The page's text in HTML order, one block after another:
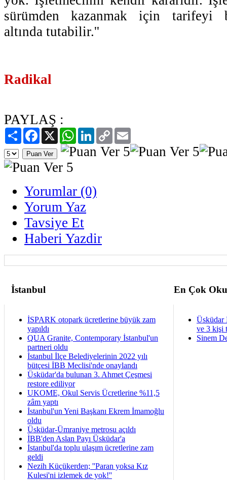
sürümden kazanmak için tarifeyi
altında tutabilir.''
Radikal
PAYLAŞ :
PaylaşFacebook
X WhatsAppLinkedIn
Copy
Link
Yorumlar (0)
Yorum Yaz
Tavsiye Et
Haberi Yazdir
İstanbul En Çok
İSPARK otopark ücretlerine büyük zam
yapıldı
QUA Granite, Contemporary İstanbul'un
partneri oldu
İstanbul İlçe Belediyelerinin 2022 yılı
bütçesi İBB Meclisi'nde onaylandı
Üsküdar'da bulunan 3. Ahmet Çeşmesi
restore ediliyor
UKOME, Okul Servis Ücretlerine %11,5
zâm yaptı
İstanbul'un Yeni Başkanı Ekrem İmamoğlu
oldu
Üsküdar-Ümraniye metrosu açıldı
İBB'den Aslan Payı Üsküdar'a
İstanbul'da toplu ulaşım ücretlerine zam
geldi
Nezih Küçükerden; ''Paran yoksa Kız
Kulesi'ni izlemek de yok!''
Üsküdar
ve 3 kişi
Sinem